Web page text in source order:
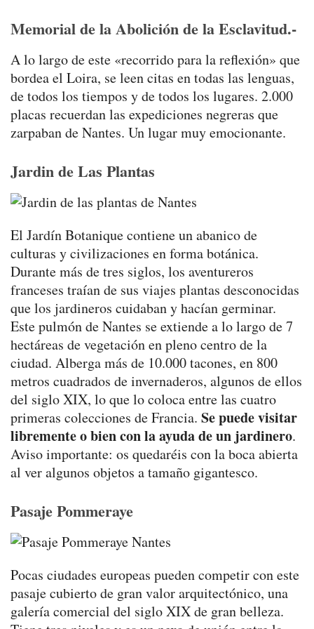
Memorial de la Abolición de la Esclavitud.-
A lo largo de este «recorrido para la reflexión» que
bordea el Loira, se leen citas en todas las lenguas,
de todos los tiempos y de todos los lugares. 2.000
placas recuerdan las expediciones negreras que
zarpaban de Nantes. Un lugar muy emocionante.
Jardin de Las Plantas
El Jardín Botanique contiene un abanico de
culturas y civilizaciones en forma botánica.
Durante más de tres siglos, los aventureros
franceses traían de sus viajes plantas desconocidas
que los jardineros cuidaban y hacían germinar.
Este pulmón de Nantes se extiende a lo largo de 7
hectáreas de vegetación en pleno centro de la
ciudad. Alberga más de 10.000 tacones, en 800
metros cuadrados de invernaderos, algunos de ellos
del siglo XIX, lo que lo coloca entre las cuatro
primeras colecciones de Francia. Se puede visitar
libremente o bien con la ayuda de un jardinero.
Aviso importante: os quedaréis con la boca abierta
al ver algunos objetos a tamaño gigantesco.
Pasaje Pommeraye
Pocas ciudades europeas pueden competir con este
pasaje cubierto de gran valor arquitectónico, una
galería comercial del siglo XIX de gran belleza.